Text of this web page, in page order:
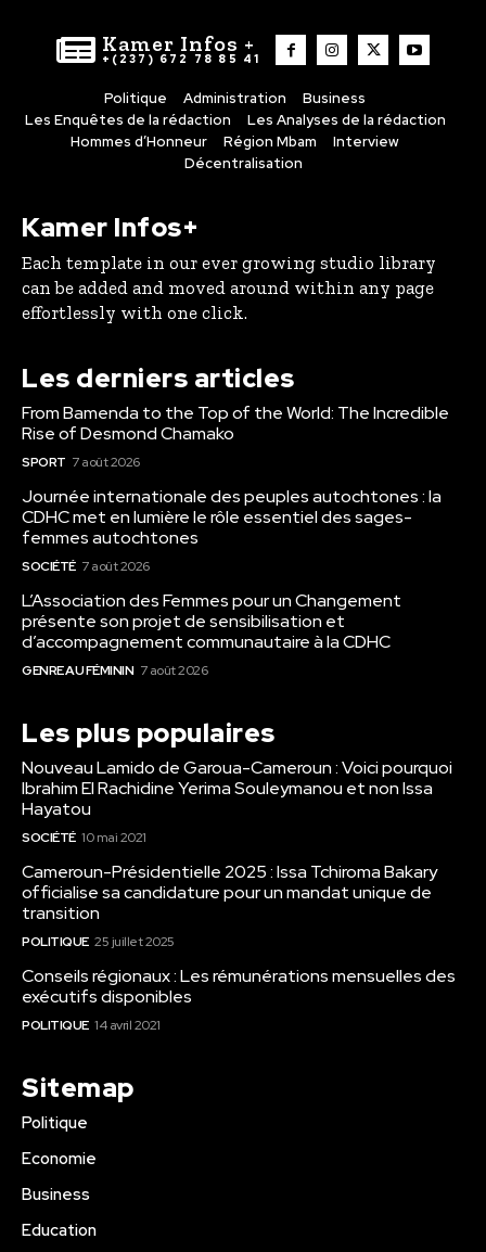
Kamer Infos +
+(237) 672 78 85 41
Politique Administration
Business
Les Enquêtes de la rédaction
Les Analyses de la rédaction
Hommes d’Honneur
Région Mbam
Interview
Décentralisation
Kamer Infos+
Each template in our ever growing studio library
can be added and moved around within any page
effortlessly with one click.
Les derniers articles
From Bamenda to the Top of the World: The Incredible
Rise of Desmond Chamako
SPORT 7 août 2026
Journée internationale des peuples autochtones : la
CDHC met en lumière le rôle essentiel des sages-
femmes autochtones
SOCIÉTÉ 7 août 2026
L’Association des Femmes pour un Changement
présente son projet de sensibilisation et
d’accompagnement communautaire à la CDHC
GENRE AU FÉMININ 7 août 2026
Les plus populaires
Nouveau Lamido de Garoua-Cameroun : Voici pourquoi
Ibrahim El Rachidine Yerima Souleymanou et non Issa
Hayatou
SOCIÉTÉ 10 mai 2021
Cameroun-Présidentielle 2025 : Issa Tchiroma Bakary
officialise sa candidature pour un mandat unique de
transition
POLITIQUE 25 juillet 2025
Conseils régionaux : Les rémunérations mensuelles des
exécutifs disponibles
POLITIQUE 14 avril 2021
Sitemap
Politique
Economie
Business
Education